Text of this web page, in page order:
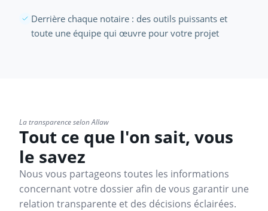
Derrière chaque notaire : des outils puissants et
toute une équipe qui œuvre pour votre projet
La transparence selon Allaw
Tout ce que l'on sait, vous
le savez
Nous vous partageons toutes les informations
concernant votre dossier afin de vous garantir une
relation transparente et des décisions éclairées.